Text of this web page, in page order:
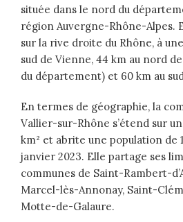
située dans le nord du
région Auvergne-Rhône-Alpes.
sur la rive droite du Rhône, à
sud de Vienne, 44 km au nord
du département) et 60 km au
En termes de géographie, la
Vallier-sur-Rhône s’étend sur
km² et abrite une population de
janvier 2023. Elle partage ses
communes de Saint-Rambert-
Marcel-lès-Annonay, Saint-
Motte-de-Galaure.